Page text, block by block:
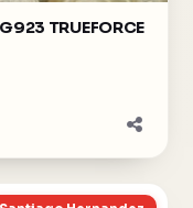
TRUEFORCE